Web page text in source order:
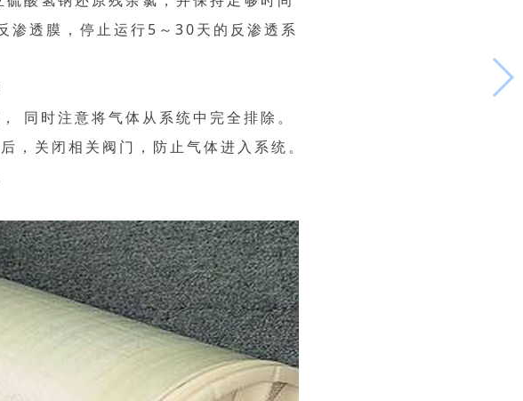
渗透膜，停止运行5～30天的反渗透系
同时注意将气体从系统中完全排除。
，关闭相关阀门，防止气体进入系统。